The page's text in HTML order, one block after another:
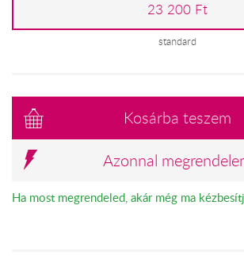
23 200 Ft
standard
Kosárba teszem
Azonnal
Ha most megrendeled, akár még ma